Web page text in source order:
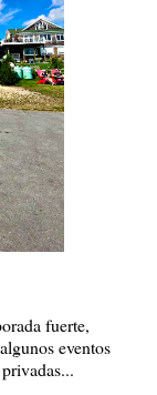
fuerte,
eventos